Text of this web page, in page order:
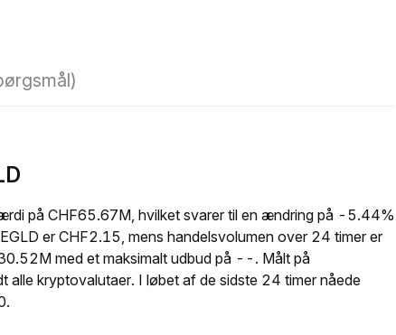
på CHF65.67M, hvilket svarer til en ændring på -5.44%
er CHF2.15, mens handelsvolumen over 24 timer er
med et maksimalt udbud på --. Målt på
alle kryptovalutaer. I løbet af de sidste 24 timer nåede